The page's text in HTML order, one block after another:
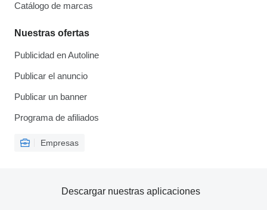
Catálogo de marcas
Nuestras ofertas
Publicidad en Autoline
Publicar el anuncio
Publicar un banner
Programa de afiliados
Empresas
Descargar nuestras aplicaciones